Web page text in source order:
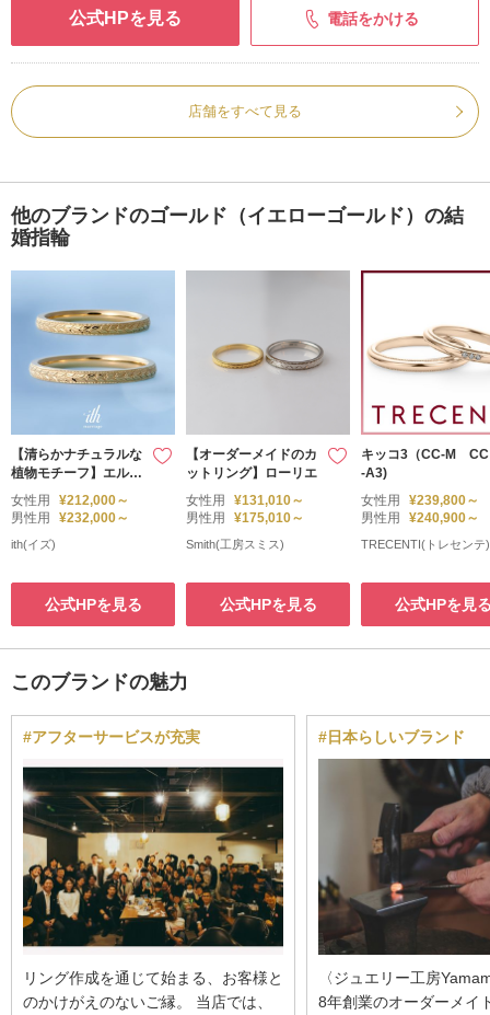
公式HPを見る 電話をかける
店舗をすべて見る
他のブランドのゴールド（イエローゴールド）の結
婚指輪
【清らかナチュラルな
植物モチーフ】エルバ
/ Erba
女性用
¥212,000～
男性用
¥232,000～
ith(イズ)
公式HPを見る
【オーダーメイドのカ
ットリング】ローリエ
女性用
¥131,010～
男性用
¥175,010～
Smith(工房スミス)
公式HPを見る
キッコ3（CC-M CC
-A3)
女性用
¥239,800～
男性用
¥240,900～
TRECENTI(トレセンテ)
公式HPを見
このブランドの魅力
#アフターサービスが充実
リング作成を通じて始まる、お客様と
のかけがえのないご縁。 当店では、
#日本らしいブランド
〈ジュエリー工房
8年創業のオーダーメイ